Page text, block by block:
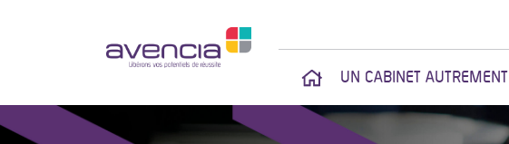
UN CABINET AUTREMENT